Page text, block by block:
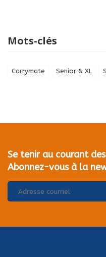
Mots-clés
Carrymate Senior & XL
Se tenir au courant
Abonnez-vous à la